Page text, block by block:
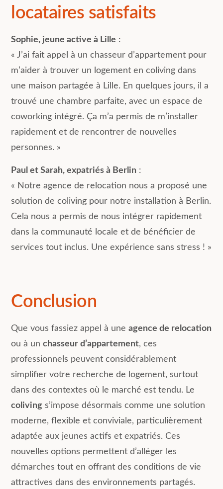
locataires satisfaits
Sophie, jeune active à Lille :
« J’ai fait appel à un chasseur d’appartement pour
m’aider à trouver un logement en coliving dans
une maison partagée à Lille. En quelques jours, il a
trouvé une chambre parfaite, avec un espace de
coworking intégré. Ça m’a permis de m’installer
rapidement et de rencontrer de nouvelles
personnes. »
Paul et Sarah, expatriés à Berlin :
« Notre agence de relocation nous a proposé une
solution de coliving pour notre installation à Berlin.
Cela nous a permis de nous intégrer rapidement
dans la communauté locale et de bénéficier de
services tout inclus. Une expérience sans stress ! »
Conclusion
Que vous fassiez appel à uneagence de relocation
ou à unchasseur d’appartement, ces
professionnels peuvent considérablement
simplifier votre recherche de logement, surtout
dans des contextes où le marché est tendu. Le
coliving s’impose désormais comme une solution
moderne, flexible et conviviale, particulièrement
adaptée aux jeunes actifs et expatriés. Ces
nouvelles options permettent d’alléger les
démarches tout en offrant des conditions de vie
attractives dans des environnements partagés.